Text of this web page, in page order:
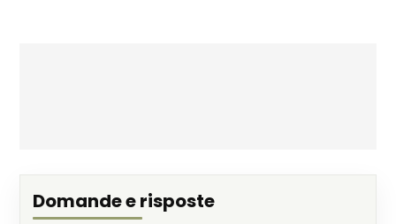
Domande e risposte